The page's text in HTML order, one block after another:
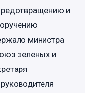
и
министра
зеленых и